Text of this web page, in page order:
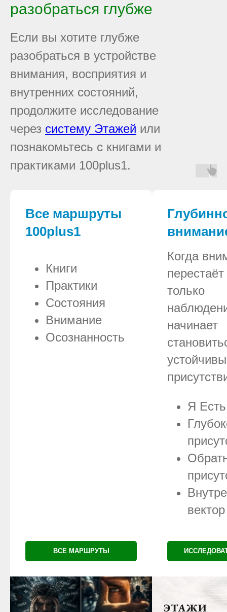
разобраться глубже
Если вы хотите глубже
разобраться в устройстве
внимания, восприятия и
внутренних состояний,
продолжите исследование
через систему Этажей или
познакомьтесь с книгами и
практиками 100plus1.
Все маршруты
100plus1
Книги
Практики
Состояния
Внимание
Осознанность
ВСЕ МАРШРУТЫ
Когда
только
начинает
Я Есть
вектор